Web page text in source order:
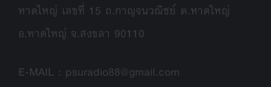
หาดใหญ่ เลขที่ 15 ถ.กาญจนวณิชย์ ต.หาดใหญ่
อ.หาดใหญ่ จ.สงขลา 90110
E-MAIL : psuradio88@gmail.com